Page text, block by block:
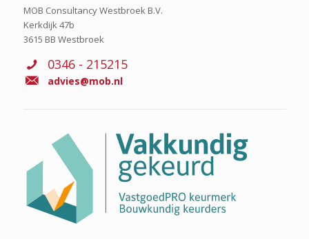
MOB Consultancy Westbroek B.V.
Kerkdijk 47b
3615 BB Westbroek
0346 - 215215
advies@mob.nl